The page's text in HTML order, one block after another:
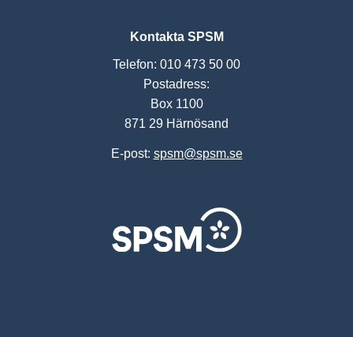
Kontakta SPSM
Telefon: 010 473 50 00
Postadress:
Box 1100
871 29 Härnösand
E-post: spsm@spsm.se